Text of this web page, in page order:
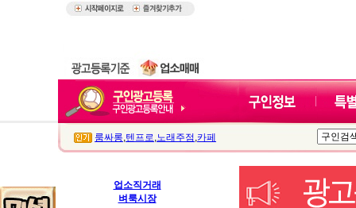
룸싸롱,텐프로,노래주점 ,카페
업소직거래
벼룩시장